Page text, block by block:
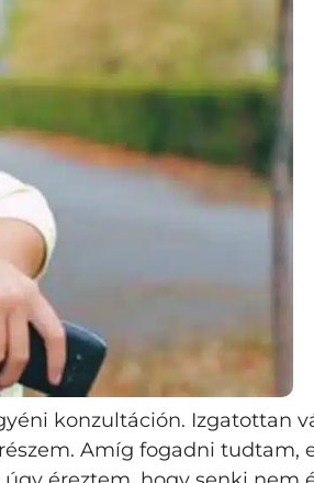
konzultáción. Izgatottan
Amíg fogadni tudtam,